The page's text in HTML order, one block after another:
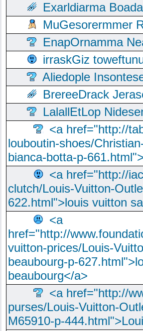
Exarldiarma
MuGesorermmer
EnapOrnamma
irraskGiz
Aliedople
BrereeDrack
LalallEtLop
<a href="http://
louboutin-shoes/
bianca-botta-p-
<a href="http://
clutch/Louis-Vuitton-
622.html">louis vuitton
<a
href="http://
vuitton-prices/Louis-
beaubourg-p-
beaubourg</a>
<a href="http://
purses/Louis-Vuitton-
M65910-p-